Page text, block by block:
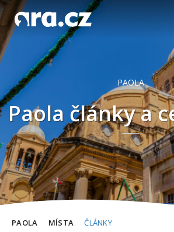
PAOLA MÍSTA ČLÁNKY
PAOLA
Paola články a